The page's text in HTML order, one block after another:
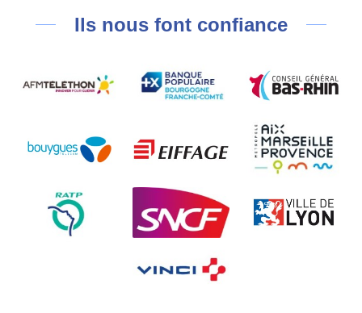
Ils nous font confiance